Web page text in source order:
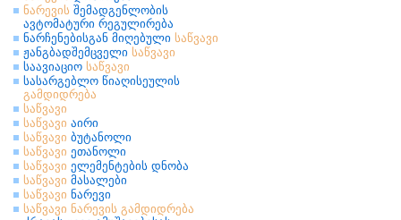
ნარევის შემადგენლობის
ავტომატური რეგულირება
ნარჩენებისგან მიღებული საწვავი
ჟანგბადშემცველი საწვავი
საავიაციო საწვავი
სასარგებლო წიაღისეულის
გამდიდრება
საწვავი
საწვავი აირი
საწვავი ბუტანოლი
საწვავი ეთანოლი
საწვავი ელემენტების დნობა
საწვავი მასალები
საწვავი ნარევი
საწვავი ნარევის გამდიდრება